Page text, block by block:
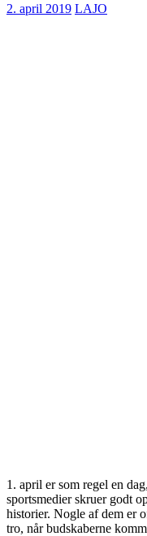
2. april 2019 LAJO
1. april er som regel en
sportsmedier skruer godt
historier. Nogle af dem er
tro, når budskaberne